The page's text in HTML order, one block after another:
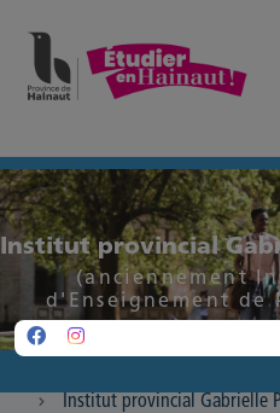
Institut provincial
(anciennement
d'Enseignement de
Institut provincial Gabrielle